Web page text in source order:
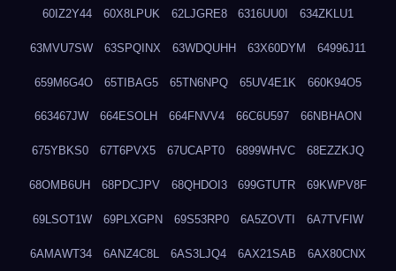
60IZ2Y44 60X8LPUK 62LJGRE8 6316UU0I 634ZKLU1
63MVU7SW 63SPQINX 63WDQUHH 63X60DYM 64996J11
659M6G4O 65TIBAG5 65TN6NPQ 65UV4E1K 660K94O5
663467JW 664ESOLH 664FNVV4 66C6U597 66NBHAON
675YBKS0 67T6PVX5 67UCAPT0 6899WHVC 68EZZKJQ
68OMB6UH 68PDCJPV 68QHDOI3 699GTUTR 69KWPV8F
69LSOT1W 69PLXGPN 69S53RP0 6A5ZOVTI 6A7TVFIW
6AMAWT34 6ANZ4C8L 6AS3LJQ4 6AX21SAB 6AX80CNX